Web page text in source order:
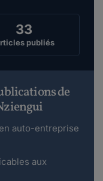
33
publiés
de
auto-entreprise
aux